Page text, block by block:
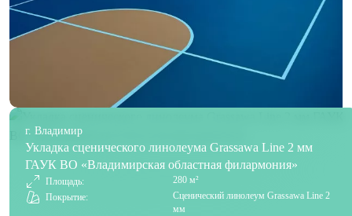
г. Владимир
Укладка сценического линолеума Grassawa Line 2 мм
ГАУК ВО «Владимирская областная филармония»
Площадь:
280 м²
Покрытие:
Сценический линолеум Grassawa Line 2
мм